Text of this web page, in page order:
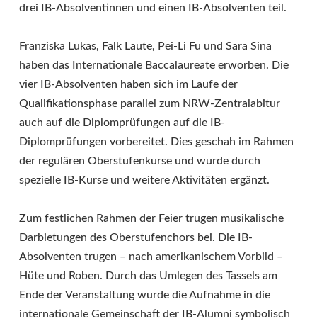
drei IB-Absolventinnen und einen IB-Absolventen teil.
Franziska Lukas, Falk Laute, Pei-Li Fu und Sara Sina
haben das Internationale Baccalaureate erworben. Die
vier IB-Absolventen haben sich im Laufe der
Qualifikationsphase parallel zum NRW-Zentralabitur
auch auf die Diplomprüfungen auf die IB-
Diplomprüfungen vorbereitet. Dies geschah im Rahmen
der regulären Oberstufenkurse und wurde durch
spezielle IB-Kurse und weitere Aktivitäten ergänzt.
Zum festlichen Rahmen der Feier trugen musikalische
Darbietungen des Oberstufenchors bei. Die IB-
Absolventen trugen – nach amerikanischem Vorbild –
Hüte und Roben. Durch das Umlegen des Tassels am
Ende der Veranstaltung wurde die Aufnahme in die
internationale Gemeinschaft der IB-Alumni symbolisch